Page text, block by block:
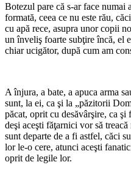
Botezul pare că s-ar face numai
formată, ceea ce nu este rău,
cu apă rece, asupra unor copii
un înveliş foarte subţire încă, el
chiar ucigător, după cum am
A înjura, a bate, a apuca arma
sunt, la ei, ca şi la „păzitorii
păcat, oprit cu desăvârşire, ca
deşi aceşti făţarnici vor să
sunt departe de a fi astfel, căci
lor le-o cere, atunci aceşti
oprit de legile lor.